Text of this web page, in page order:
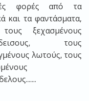
φορές από τα
και τα φαντάσματα,
ξεχασμένους
τους
λωτούς, τους